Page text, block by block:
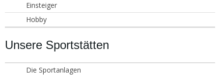
Einsteiger
Hobby
Unsere Sportstätten
Die Sportanlagen